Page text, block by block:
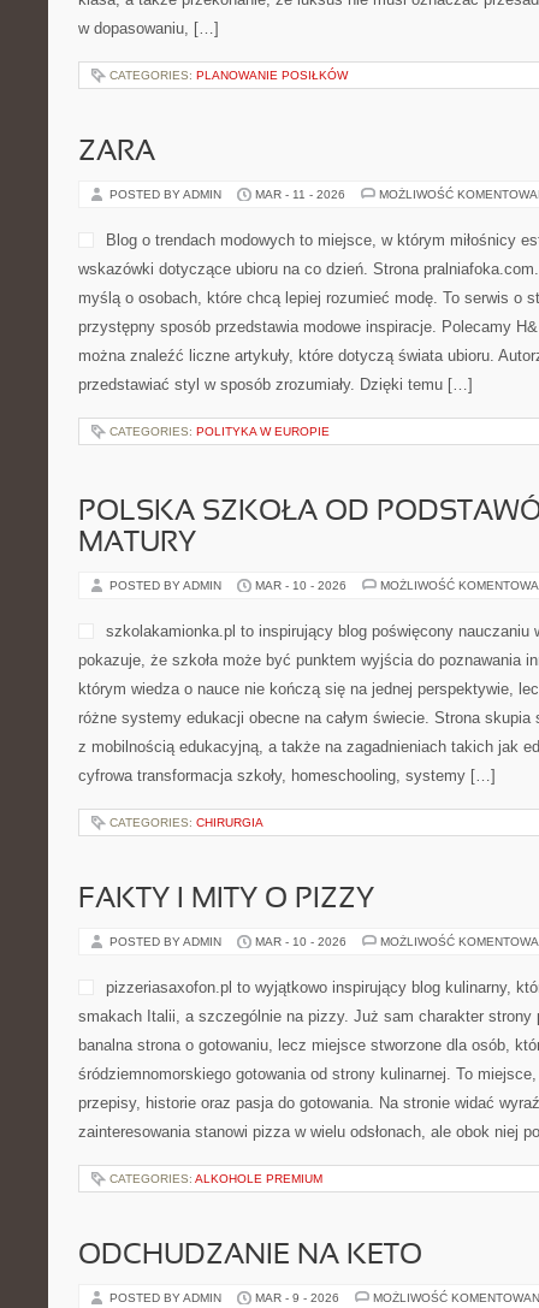
w dopasowaniu, […]
CATEGORIES: PLANOWANIE POSIŁKÓW
ZARA
POSTED BY ADMIN MAR - 11 - 2026 MOŻLIWOŚĆ
Blog o trendach modowych to miejsce, w którym miłośnicy
wskazówki dotyczące ubioru na co dzień. Strona
myślą o osobach, które chcą lepiej rozumieć modę. To serwis o
przystępny sposób przedstawia modowe inspiracje. Polecamy
można znaleźć liczne artykuły, które dotyczą świata ubioru.
przedstawiać styl w sposób zrozumiały. Dzięki temu […]
CATEGORIES: POLITYKA W EUROPIE
POLSKA SZKOŁA OD
MATURY
POSTED BY ADMIN MAR - 10 - 2026 MOŻLIWOŚĆ
szkolakamionka.pl to inspirujący blog poświęcony nauczaniu
pokazuje, że szkoła może być punktem wyjścia do poznawania
którym wiedza o nauce nie kończą się na jednej perspektywie,
różne systemy edukacji obecne na całym świecie. Strona
z mobilnością edukacyjną, a także na zagadnieniach takich jak
cyfrowa transformacja szkoły, homeschooling, systemy […]
CATEGORIES: CHIRURGIA
FAKTY I MITY O PIZZY
POSTED BY ADMIN MAR - 10 - 2026 MOŻLIWOŚĆ
pizzeriasaxofon.pl to wyjątkowo inspirujący blog kulinarny,
smakach Italii, a szczególnie na pizzy. Już sam charakter strony
banalna strona o gotowaniu, lecz miejsce stworzone dla osób,
śródziemnomorskiego gotowania od strony kulinarnej. To
przepisy, historie oraz pasja do gotowania. Na stronie widać
zainteresowania stanowi pizza w wielu odsłonach, ale obok niej
CATEGORIES: ALKOHOLE PREMIUM
ODCHUDZANIE NA KETO
POSTED BY ADMIN MAR - 9 - 2026 MOŻLIWOŚĆ